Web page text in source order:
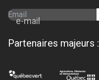
e-mail
Partenaires majeurs :